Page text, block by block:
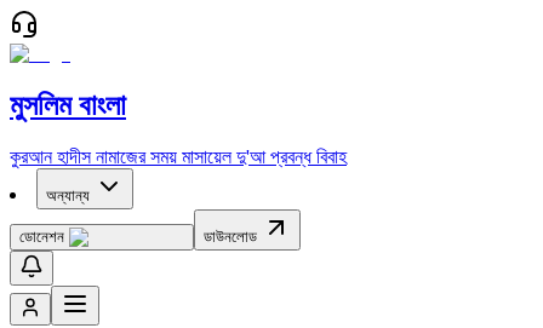
মুসলিম বাংলা
কুরআন হাদীস নামাজের সময় মাসায়েল দু'আ প্রবন্ধ বিবাহ
অন্যান্য
ডোনেশন ডাউনলোড